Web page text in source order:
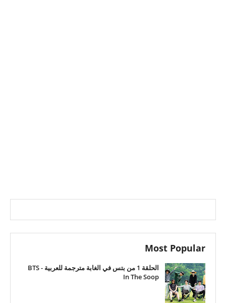
Most Popular
الحلقة 1 من بتس في الغابة مترجمة للعربية - BTS
In The Soop